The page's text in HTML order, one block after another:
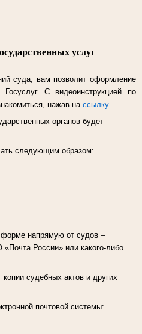
услуг
суда, вам позволит оформление
Госуслуг.С видеоинструкцией по
нажав нассылку.
органов будет
следующим образом:
форме напрямую от судов –
России» или какого-либо
судебных актов и других
почтовой системы: